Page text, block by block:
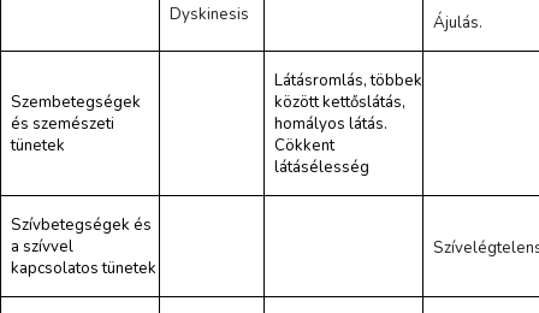
Dyskinesis
Ájulás.
Szembetegségek
és szemészeti
tünetek
Látásromlás, többek
között kettőslátás,
homályos látás.
Cökkent
látásélesség
Szívbetegségek és
a szívvel
kapcsolatos tünetek